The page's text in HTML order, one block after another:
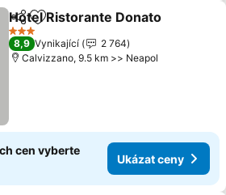
SdíletPřidat na seznam oblíbených
Hotel Ristorante Donato
3 Počet hvězdiček
8,9 Vynikající
2 764
Calvizzano, 9.5 km >> Neapol
cen vyberte
Ukázat ceny